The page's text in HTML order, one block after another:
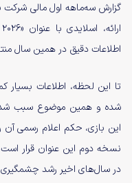
اطلاعات دقیق در همین سال
شده و همین موضوع سبب شده
در سال‌های اخیر رشد چشمگیری